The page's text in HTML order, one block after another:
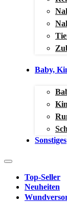
Baby,
Sonstiges
Top-Seller
Neuheiten